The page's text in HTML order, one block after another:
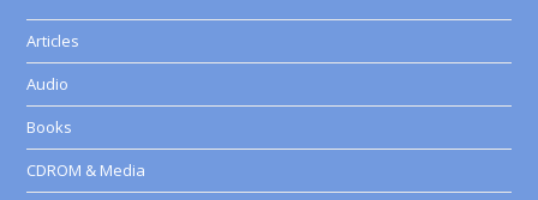
Articles
Audio
Books
CDROM & Media